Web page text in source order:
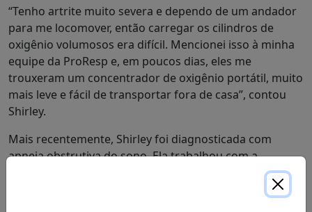
“Tenho artrite muito severa e dependo de um andador
para me locomover, então carregar os cilindros de
oxigênio volumosos era difícil. Mencionei isso à minha
equipe da ProResp e, em poucos dias, eles me
trouxeram um concentrador de oxigênio portátil, muito
mais leve e fácil de transportar fora de casa”, contou
Shirley.
Mais recentemente, Shirley foi diagnosticada com
apneia obstrutiva do sono. Ela trabalhou com a
ProResp para ajustar seu aparelho CPAP e finalmente
está conseguindo dormir bem à noite, após anos de